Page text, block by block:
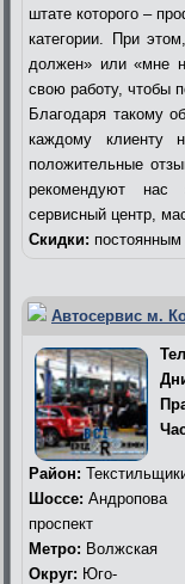
штате которого –
категории. При
должен» или «мне
свою работу, чтобы
Благодаря такому
каждому клиенту
положительные
рекомендуют нас
сервисный центр,
Скидки:
Автосервис м.
Район:
Шоссе: Андропова
проспект
Метро: Волжская
Округ: Юго-